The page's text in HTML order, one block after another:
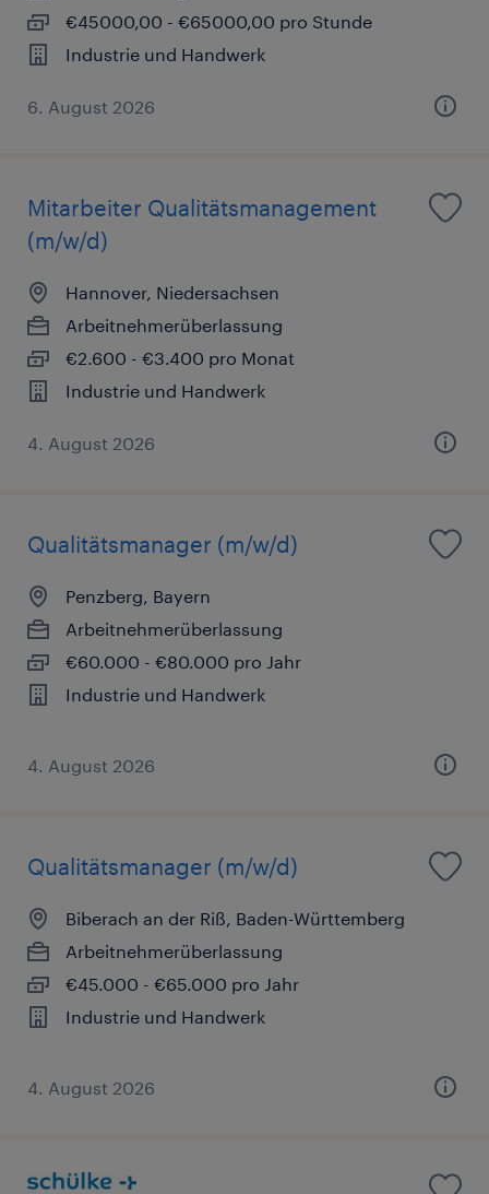
€45000,00 - €65000,00 pro Stunde
Industrie und Handwerk
6. August 2026
Mitarbeiter Qualitätsmanagement
(m/w/d)
Hannover, Niedersachsen
Arbeitnehmerüberlassung
€2.600 - €3.400 pro Monat
Industrie und Handwerk
4. August 2026
Qualitätsmanager (m/w/d)
Penzberg, Bayern
Arbeitnehmerüberlassung
€60.000 - €80.000 pro Jahr
Industrie und Handwerk
4. August 2026
Qualitätsmanager (m/w/d)
Biberach an der Riß, Baden-Württemberg
Arbeitnehmerüberlassung
€45.000 - €65.000 pro Jahr
Industrie und Handwerk
4. August 2026